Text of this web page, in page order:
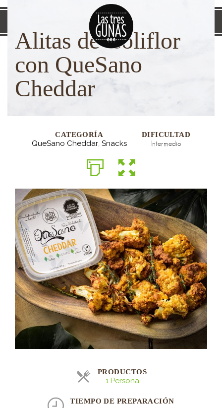
Alitas de Coliflor
con QueSano
Cheddar
CATEGORÍA
QueSano Cheddar, Snacks
DIFICULTAD
Intermedio
PRODUCTOS
1 Persona
TIEMPO DE PREPARACIÓN